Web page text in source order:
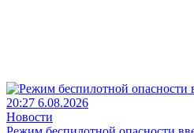
20:27 6.08.2026
Новости